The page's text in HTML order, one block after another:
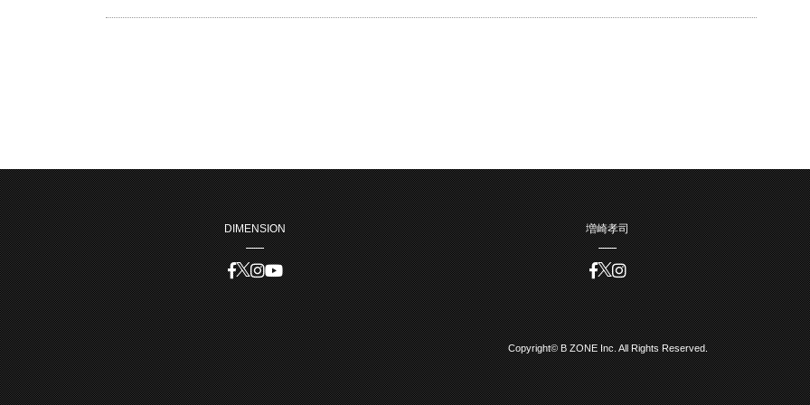
DIMENSION 増崎孝司
Copyright© B ZONE Inc. All Rights Reserved.